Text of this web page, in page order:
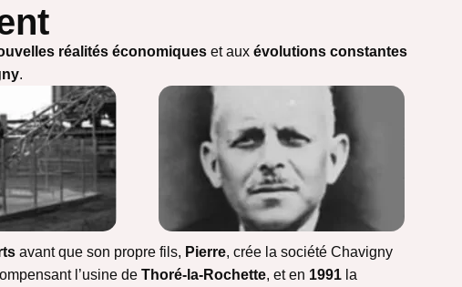
réalités économiques et aux évolutions constantes
.
avant que son propre fils, Pierre, crée la société Chavigny
l’usine de Thoré-la-Rochette, et en 1991 la